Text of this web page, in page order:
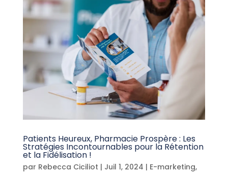
Patients Heureux, Pharmacie Prospère : Les
Stratégies Incontournables pour la Rétention
et la Fidélisation !
par Rebecca Ciciliot | Juil 1, 2024 | E-marketing,